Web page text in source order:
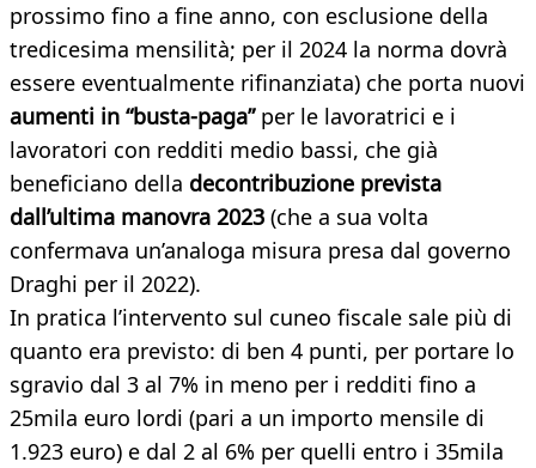
prossimo fino a fine anno, con esclusione della
tredicesima mensilità; per il 2024 la norma dovrà
essere eventualmente rifinanziata) che porta nuovi
aumenti in “busta-paga”per le lavoratrici e i
lavoratori con redditi medio bassi, che già
beneficiano della decontribuzione prevista
dall’ultima manovra 2023 (che a sua volta
confermava un’analoga misura presa dal governo
Draghi per il 2022).
In pratica l’intervento sul cuneo fiscale sale più di
quanto era previsto: di ben 4 punti, per portare lo
sgravio dal 3 al 7% in meno per i redditi fino a
25mila euro lordi (pari a un importo mensile di
1.923 euro) e dal 2 al 6% per quelli entro i 35mila